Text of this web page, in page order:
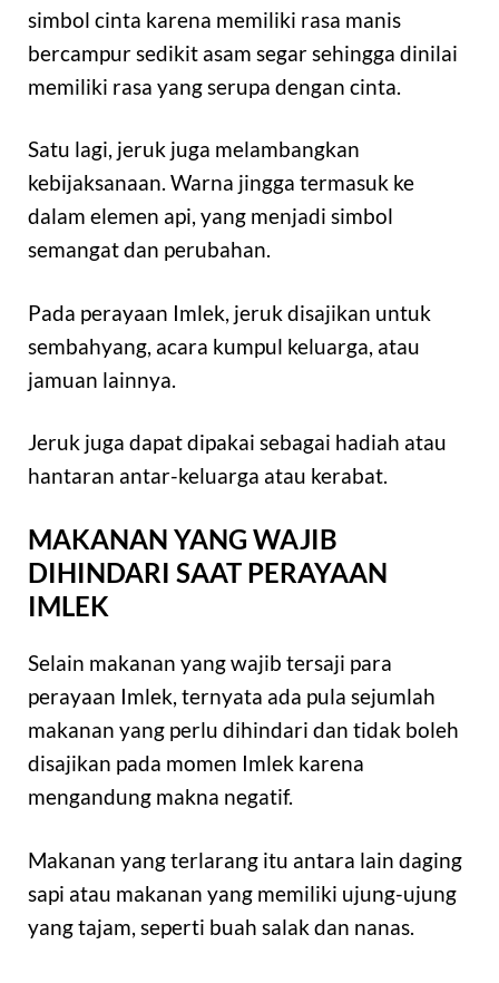
simbol cinta karena memiliki rasa manis
bercampur sedikit asam segar sehingga dinilai
memiliki rasa yang serupa dengan cinta.
Satu lagi, jeruk juga melambangkan
kebijaksanaan. Warna jingga termasuk ke
dalam elemen api, yang menjadi simbol
semangat dan perubahan.
Pada perayaan Imlek, jeruk disajikan untuk
sembahyang, acara kumpul keluarga, atau
jamuan lainnya.
Jeruk juga dapat dipakai sebagai hadiah atau
hantaran antar-keluarga atau kerabat.
MAKANAN YANG WAJIB
DIHINDARI SAAT PERAYAAN
IMLEK
Selain makanan yang wajib tersaji para
perayaan Imlek, ternyata ada pula sejumlah
makanan yang perlu dihindari dan tidak boleh
disajikan pada momen Imlek karena
mengandung makna negatif.
Makanan yang terlarang itu antara lain daging
sapi atau makanan yang memiliki ujung-ujung
yang tajam, seperti buah salak dan nanas.